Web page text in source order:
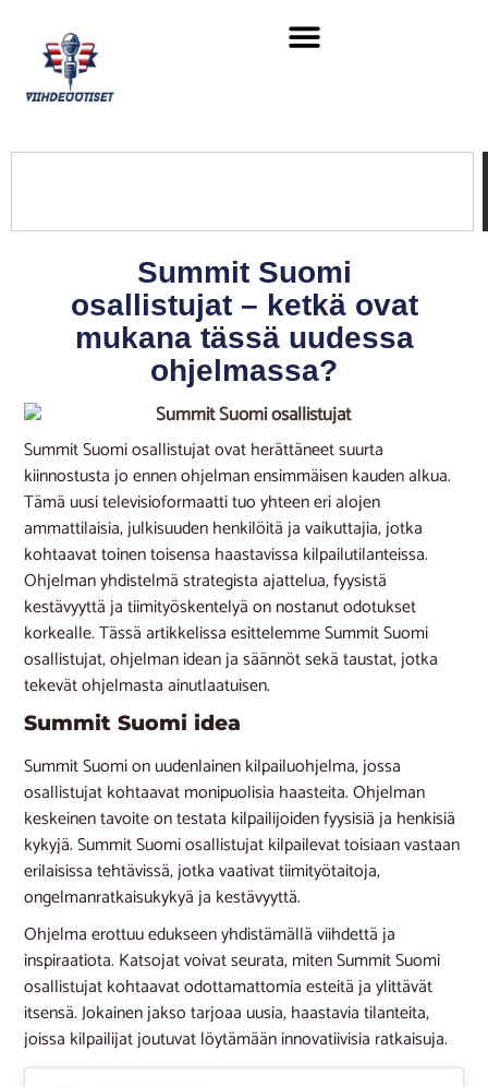
Summit Suomi
osallistujat – ketkä ovat
mukana tässä uudessa
ohjelmassa?
Summit Suomi osallistujat ovat herättäneet suurta
kiinnostusta jo ennen ohjelman ensimmäisen kauden alkua.
Tämä uusi televisioformaatti tuo yhteen eri alojen
ammattilaisia, julkisuuden henkilöitä ja vaikuttajia, jotka
kohtaavat toinen toisensa haastavissa kilpailutilanteissa.
Ohjelman yhdistelmä strategista ajattelua, fyysistä
kestävyyttä ja tiimityöskentelyä on nostanut odotukset
korkealle. Tässä artikkelissa esittelemme Summit Suomi
osallistujat, ohjelman idean ja säännöt sekä taustat, jotka
tekevät ohjelmasta ainutlaatuisen.
Summit Suomi idea
Summit Suomi on uudenlainen kilpailuohjelma, jossa
osallistujat kohtaavat monipuolisia haasteita. Ohjelman
keskeinen tavoite on testata kilpailijoiden fyysisiä ja henkisiä
kykyjä. Summit Suomi osallistujat kilpailevat toisiaan vastaan
erilaisissa tehtävissä, jotka vaativat tiimityötaitoja,
ongelmanratkaisukykyä ja kestävyyttä.
Ohjelma erottuu edukseen yhdistämällä viihdettä ja
inspiraatiota. Katsojat voivat seurata, miten Summit Suomi
osallistujat kohtaavat odottamattomia esteitä ja ylittävät
itsensä. Jokainen jakso tarjoaa uusia, haastavia tilanteita,
joissa kilpailijat joutuvat löytämään innovatiivisia ratkaisuja.